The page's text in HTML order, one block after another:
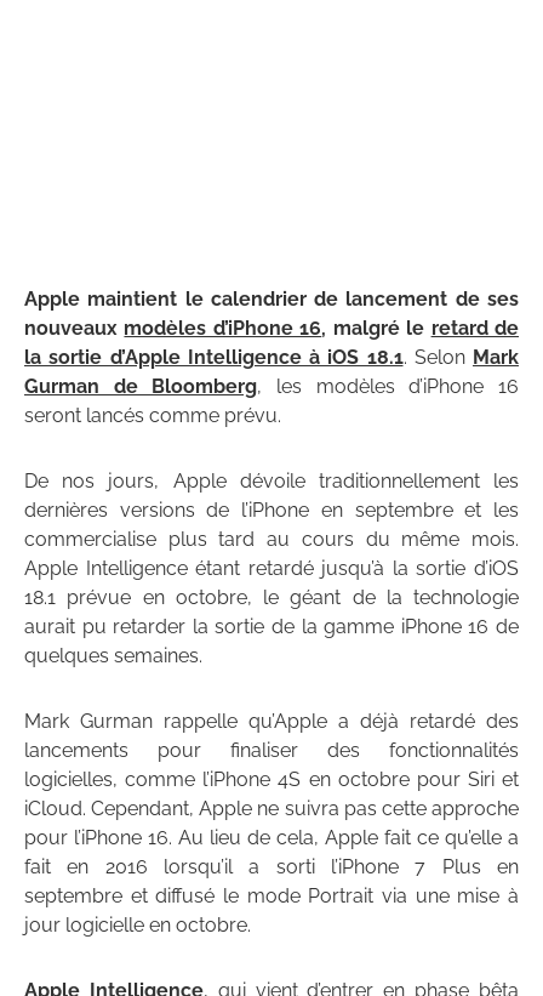
Apple maintient le calendrier de lancement de ses
nouveaux modèles d’iPhone 16, malgré le retard de
la sortie d’Apple Intelligence à iOS 18.1. Selon Mark
Gurman de Bloomberg, les modèles d’iPhone 16
seront lancés comme prévu.
De nos jours, Apple dévoile traditionnellement les
dernières versions de l’iPhone en septembre et les
commercialise plus tard au cours du même mois.
Apple Intelligence étant retardé jusqu’à la sortie d’iOS
18.1 prévue en octobre, le géant de la technologie
aurait pu retarder la sortie de la gamme iPhone 16 de
quelques semaines.
Mark Gurman rappelle qu’Apple a déjà retardé des
lancements pour finaliser des fonctionnalités
logicielles, comme l’iPhone 4S en octobre pour Siri et
iCloud. Cependant, Apple ne suivra pas cette approche
pour l’iPhone 16. Au lieu de cela, Apple fait ce qu’elle a
fait en 2016 lorsqu’il a sorti l’iPhone 7 Plus en
septembre et diffusé le mode Portrait via une mise à
jour logicielle en octobre.
Apple Intelligence, qui vient d’entrer en phase bêta